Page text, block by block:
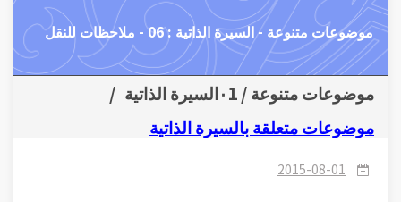
موضوعات متنوعة - السيرة الذاتية : 06 - ملاحظات للنقل
موضوعات متنوعة / ٠1السيرة الذاتية
/
موضوعات متعلقة بالسيرة الذاتية
2015-08-01